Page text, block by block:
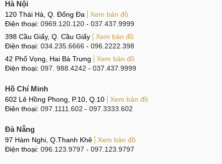
Hà Nội
120 Thái Hà, Q. Đống Đa
Xem bản đồ
Điện thoại: 0969.120.120 - 037.437.9999
398 Cầu Giấy, Q. Cầu Giấy
Xem bản đồ
Điện thoại: 034.235.6666 - 096.2222.398
42 Phố Vọng, Hai Bà Trưng
Xem bản đồ
Điện thoại: 097. 988.4242 - 037.437.9999
Hồ Chí Minh
602 Lê Hồng Phong, P.10, Q.10
Xem bản đồ
Điện thoại: 097.1111.602 - 097.3333.602
Đà Nẵng
97 Hàm Nghi, Q.Thanh Khê
Xem bản đồ
Điện thoại: 096.123.9797 - 097.123.9797